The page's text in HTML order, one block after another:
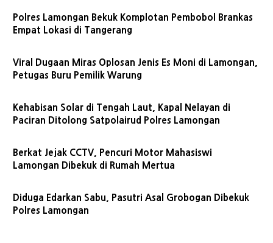
Polres Lamongan Bekuk Komplotan Pembobol Brankas
Empat Lokasi di Tangerang
Viral Dugaan Miras Oplosan Jenis Es Moni di Lamongan,
Petugas Buru Pemilik Warung
Kehabisan Solar di Tengah Laut, Kapal Nelayan di
Paciran Ditolong Satpolairud Polres Lamongan
Berkat Jejak CCTV, Pencuri Motor Mahasiswi
Lamongan Dibekuk di Rumah Mertua
Diduga Edarkan Sabu, Pasutri Asal Grobogan Dibekuk
Polres Lamongan